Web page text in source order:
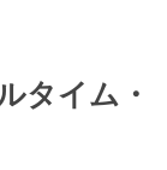
タイム・